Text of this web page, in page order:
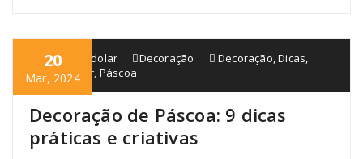
20
Mar, 2024
blogmagiadolar Decoração Decoração,Dicas,
Magia do Lar, Páscoa
Decoração de Páscoa: 9 dicas
práticas e criativas